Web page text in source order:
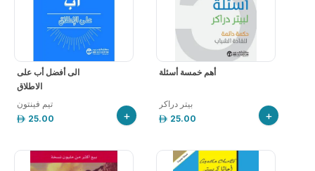
الى أفضل أب على
الاطلاق
تيم فينتون
25.00
+
أهم خمسة أسئلة
بيتر دراكر
25.00
+